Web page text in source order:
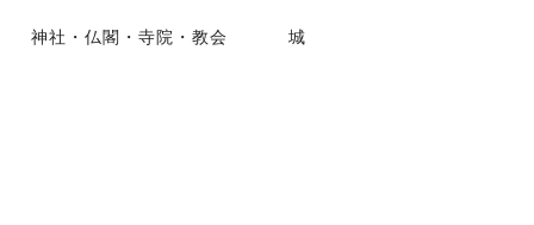
神社・仏閣・寺院・教会 城